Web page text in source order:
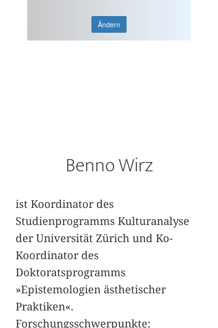
Ändern
Benno Wirz
ist Koordinator des
Studienprogramms Kulturanalyse
der Universität Zürich und Ko-
Koordinator des
Doktoratsprogramms
»Epistemologien ästhetischer
Praktiken«.
Forschungsschwerpunkte: